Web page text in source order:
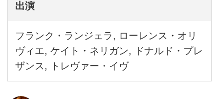
出演
フランク・ランジェラ, ローレンス・オリ
ヴィエ, ケイト・ネリガン, ドナルド・プレ
ザンス, トレヴァー・イヴ